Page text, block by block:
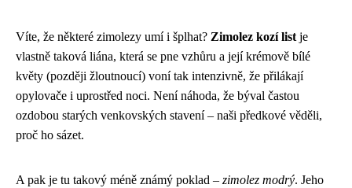
Víte, že některé zimolezy umí i šplhat? Zimolez kozí list je
vlastně taková liána, která se pne vzhůru a její krémově bílé
květy (později žloutnoucí) voní tak intenzivně, že přilákají
opylovače i uprostřed noci. Není náhoda, že býval častou
ozdobou starých venkovských stavení – naši předkové věděli,
proč ho sázet.
A pak je tu takový méně známý poklad – zimolez modrý. Jeho